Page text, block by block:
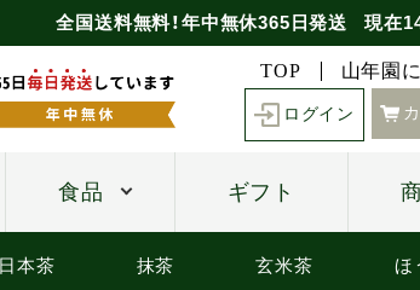
全国送料無料！年中無休365日発送 現在
TOP 山年園
ログイン
食品 ギフト
日本茶 抹茶 玄米茶 ほ